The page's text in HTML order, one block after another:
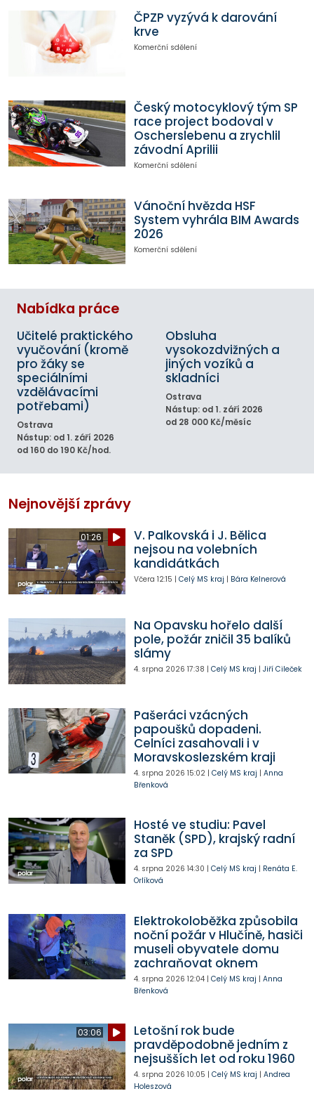
ČPZP vyzývá k darování
krve
Komerční sdělení
Český motocyklový tým SP
race project bodoval v
Oscherslebenu a zrychlil
závodní Aprilii
Komerční sdělení
Vánoční hvězda HSF
System vyhrála BIM Awards
2026
Komerční sdělení
Nabídka práce
Učitelé praktického
vyučování (kromě
pro žáky se
speciálními
vzdělávacími
potřebami)
Ostrava
Nástup: od 1. září 2026
od 160 do 190 Kč/hod.
Obsluha
vysokozdvižných a
jiných vozíků a
skladníci
Ostrava
Nástup: od 1. září 2026
od 28 000 Kč/měsíc
Nejnovější zprávy
01:26
V. Palkovská i J. Bělica
nejsou na volebních
kandidátkách
Včera 12:15 | Celý MS kraj | Bára Kelnerová
Na Opavsku hořelo další
pole, požár zničil 35 balíků
slámy
4. srpna 2026 17:38 | Celý MS kraj | Jiří Cileček
Pašeráci vzácných
papoušků dopadeni.
Celníci zasahovali i v
Moravskoslezském kraji
4. srpna 2026 15:02| Celý MS kraj | Anna
Břenková
Hosté ve studiu: Pavel
Staněk (SPD), krajský radní
za SPD
4. srpna 2026 14:30 | Celý MS kraj | Renáta E.
Orlíková
Elektrokoloběžka způsobila
noční požár v Hlučíně, hasiči
museli obyvatele domu
zachraňovat oknem
4. srpna 2026 12:04| Celý MS kraj | Anna
Břenková
03:06
Letošní rok bude
pravděpodobně jedním z
nejsušších let od roku 1960
4. srpna 2026 10:05 | Celý MS kraj | Andrea
Holeszová